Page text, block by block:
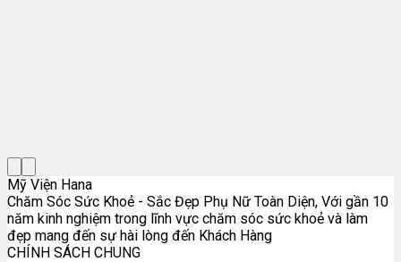
Mỹ Viện Hana
Chăm Sóc Sức Khoẻ - Sắc Đẹp Phụ Nữ Toàn Diện, Với gần 10
năm kinh nghiệm trong lĩnh vực chăm sóc sức khoẻ và làm
đẹp mang đến sự hài lòng đến Khách Hàng
CHÍNH SÁCH CHUNG